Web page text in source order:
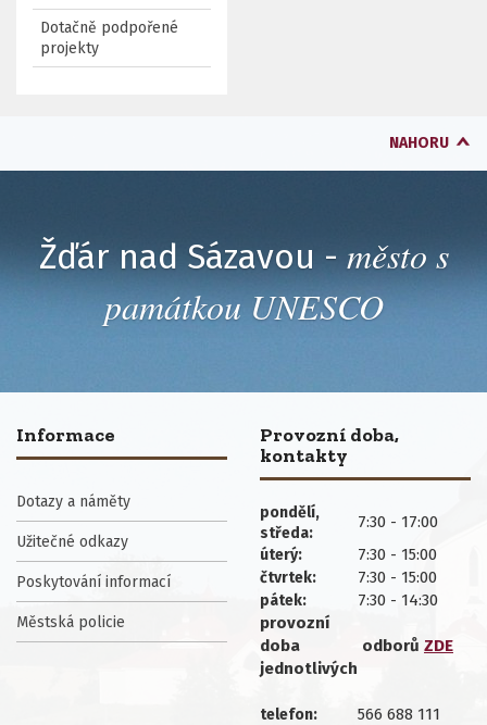
Dotačně podpořené
projekty
NAHORU
Žďár nad Sázavou - město s
památkou UNESCO
Informace
Dotazy a náměty
Užitečné odkazy
Poskytování informací
Městská policie
Provozní doba,
kontakty
pondělí,
středa:
7:30 - 17:00
úterý: 7:30 - 15:00
čtvrtek: 7:30 - 15:00
pátek:
7:30 - 14:30
provozní
doba
jednotlivých
odborů ZDE
telefon: 566 688 111